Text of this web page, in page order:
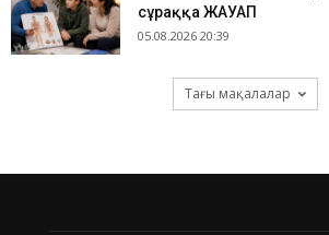
сұраққа ЖАУАП
05.08.2026 20:39
Тағы мақалалар